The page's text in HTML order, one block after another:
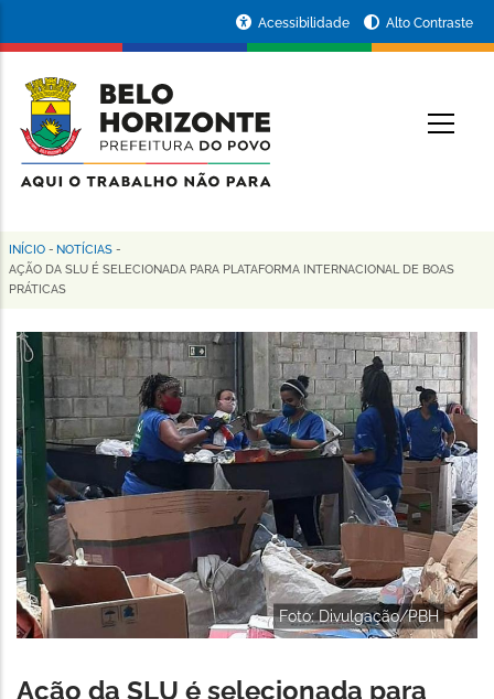
conteúdo
principal
da
Prefeitura
de
Horizonte
Acessibilidade Alto Contraste
Trilha
de
navegação
INÍCIO - NOTÍCIAS -
AÇÃO DA SLU É SELECIONADA PARA PLATAFORMA INTERNACIONAL DE BOAS
PRÁTICAS
Foto: Divulgação/PBH
Ação da SLU é selecionada para